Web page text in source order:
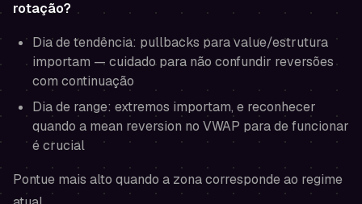
rotação?
Dia de tendência: pullbacks para value/estrutura
importam — cuidado para não confundir reversões
com continuação
Dia de range: extremos importam, e reconhecer
quando a mean reversion no VWAP para de funcionar
é crucial
Pontue mais alto quando a zona corresponde ao regime